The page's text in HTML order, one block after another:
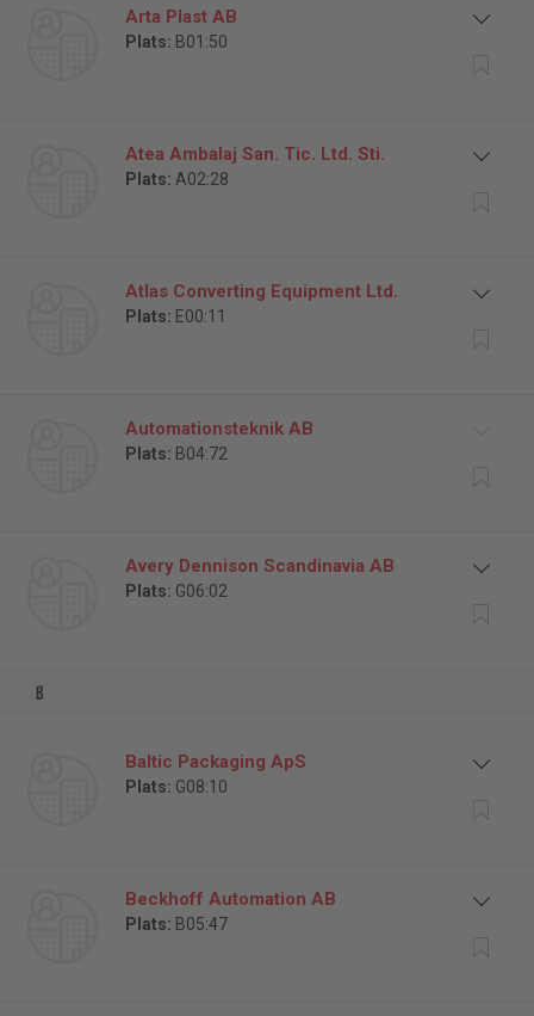
Arta Plast AB
Plats: B01:50
Atea Ambalaj San. Tic. Ltd. Sti.
Plats: A02:28
Atlas Converting Equipment Ltd.
Plats: E00:11
Automationsteknik AB
Plats: B04:72
Avery Dennison Scandinavia AB
Plats: G06:02
b
Baltic Packaging ApS
Plats: G08:10
Beckhoff Automation AB
Plats: B05:47